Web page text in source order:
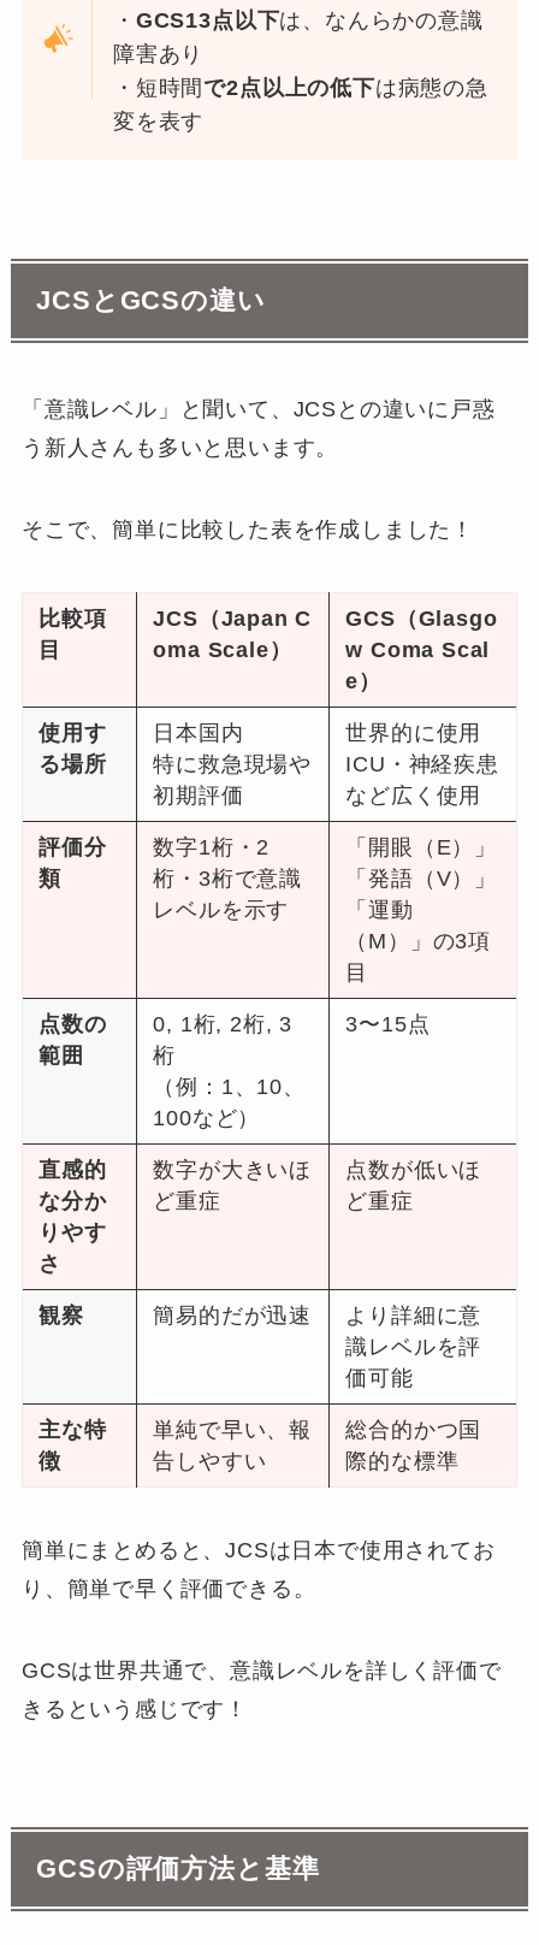
・ GCS13点以下は、なんらかの意識
障害あり
・短時間 で2点以上の低下は病態の急
変を表す
JCSとGCSの違い
「意識レベル」と聞いて、JCSとの違いに戸惑
う新人さんも多いと思います。
そこで、簡単に比較した表を作成しました！
比較項
目
JCS（Japan C
oma Scale）
GCS（Glasgo
w Coma Scal
e）
使用す
る場所
日本国内
特に救急現場や
初期評価
世界的に使用
ICU・神経疾患
など広く使用
評価分
類
数字1桁・2
桁・3桁で意識
レベルを示す
「開眼（E）」
「発語（V）」
「運動
（M）」の3項
目
点数の
範囲
0, 1桁, 2桁, 3
桁
（例：1、10、
100など）
3〜15点
直感的
な分か
りやす
さ
数字が大きいほ
ど重症
点数が低いほ
ど重症
観察 簡易的だが迅速
より詳細に意
識レベルを評
価可能
主な特
徴
単純で早い、報
告しやすい
総合的かつ国
際的な標準
簡単にまとめると、JCSは日本で使用されてお
り、簡単で早く評価できる。
GCSは世界共通で、意識レベルを詳しく評価で
きるという感じです！
GCSの評価方法と基準